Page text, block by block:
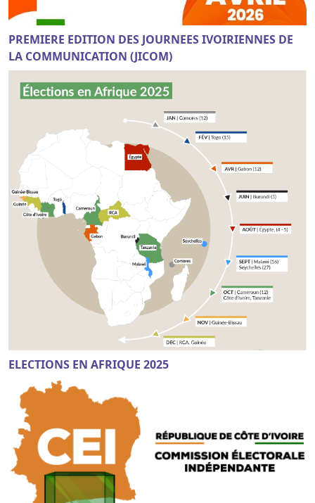
PREMIERE EDITION DES JOURNEES IVOIRIENNES DE
LA COMMUNICATION (JICOM)
ELECTIONS EN AFRIQUE 2025